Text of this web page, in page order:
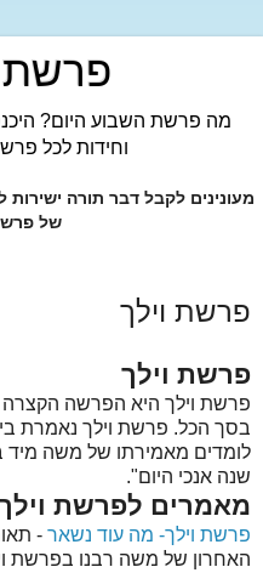
מה פרשת השבוע היום?
וחידות לכל
מעונינים לקבל דבר תורה ישירות
של
פרשת וילך
פרשת וילך
פרשת וילך היא הפרשה הקצרה
בסך הכל. פרשת וילך נאמרת
לומדים מאמירתו של משה
שנה אנכי היום".
מאמרים לפרשת
פרשת וילך- מה עוד נשאר -
האחרון של משה רבנו בפרשת